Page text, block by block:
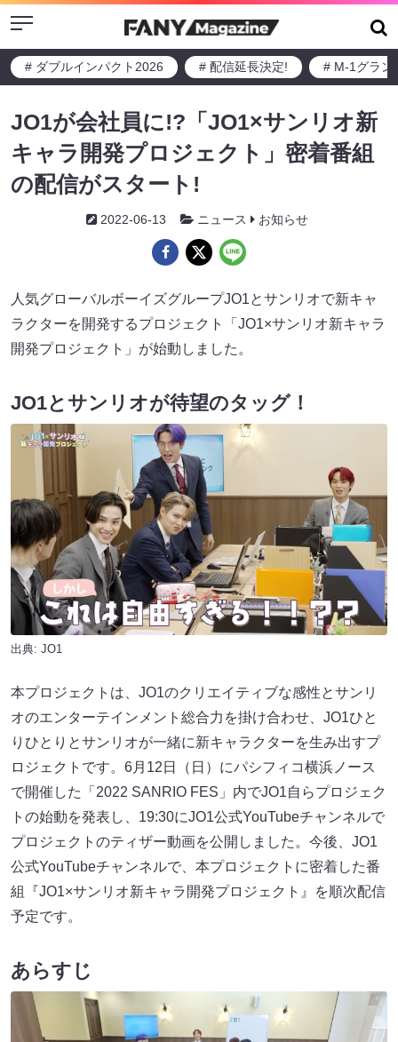
Menu
# ダブルインパクト2026 # 配信延長決定! # M-1グラン
JO1が会社員に!?「JO1×サンリオ新
キャラ開発プロジェクト」密着番組
の配信がスタート!
2022-06-13 ニュース お知らせ
人気グローバルボーイズグループJO1とサンリオで新キャ
ラクターを開発するプロジェクト「JO1×サンリオ新キャラ
開発プロジェクト」が始動しました。
JO1とサンリオが待望のタッグ！
出典: JO1
本プロジェクトは、JO1のクリエイティブな感性とサンリ
オのエンターテインメント総合力を掛け合わせ、JO1ひと
りひとりとサンリオが一緒に新キャラクターを生み出すプ
ロジェクトです。6月12日（日）にパシフィコ横浜ノース
で開催した「2022 SANRIO FES」内でJO1自らプロジェク
トの始動を発表し、19:30にJO1公式YouTubeチャンネルで
プロジェクトのティザー動画を公開しました。今後、JO1
公式YouTubeチャンネルで、本プロジェクトに密着した番
組『JO1×サンリオ新キャラ開発プロジェクト』を順次配信
予定です。
あらすじ